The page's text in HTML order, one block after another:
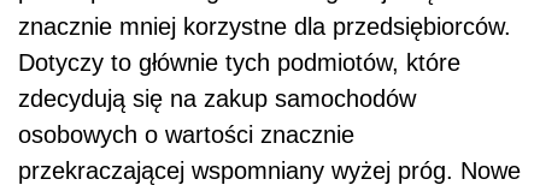
znacznie mniej korzystne dla przedsiębiorców.
Dotyczy to głównie tych podmiotów, które
zdecydują się na zakup samochodów
osobowych o wartości znacznie
przekraczającej wspomniany wyżej próg. Nowe